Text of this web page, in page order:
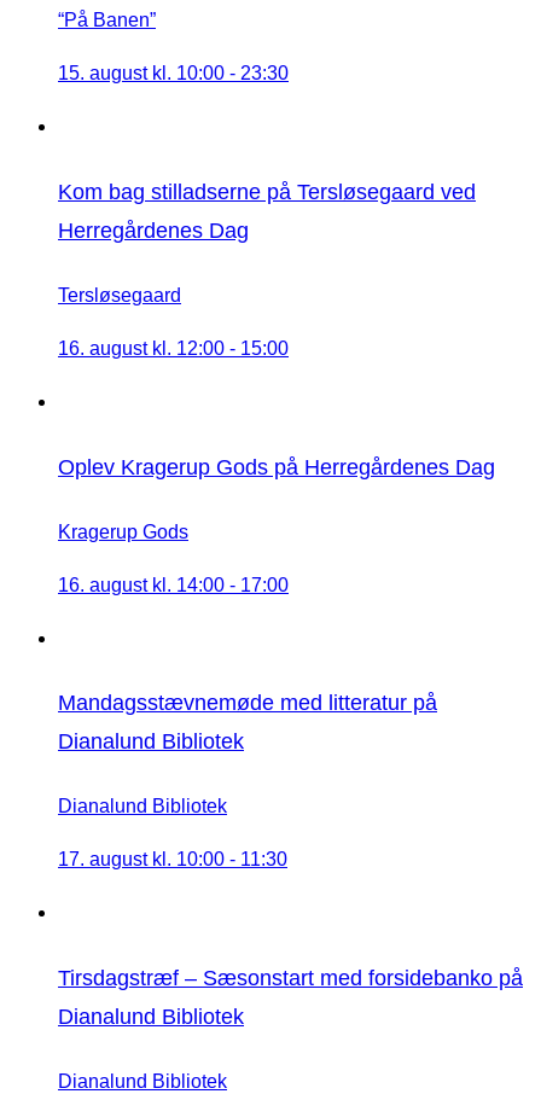
“På Banen”
15. august kl. 10:00 - 23:30
Kom bag stilladserne på Tersløsegaard ved
Herregårdenes Dag
Tersløsegaard
16. august kl. 12:00 - 15:00
Oplev Kragerup Gods på Herregårdenes Dag
Kragerup Gods
16. august kl. 14:00 - 17:00
Mandagsstævnemøde med litteratur på
Dianalund Bibliotek
Dianalund Bibliotek
17. august kl. 10:00 - 11:30
Tirsdagstræf – Sæsonstart med forsidebanko på
Dianalund Bibliotek
Dianalund Bibliotek